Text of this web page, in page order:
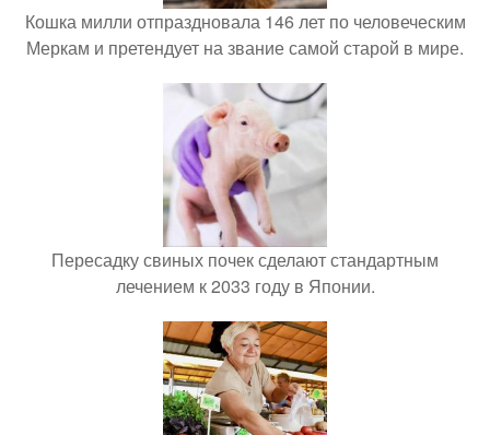
Кошка милли отпраздновала 146 лет по человеческим
Меркам и претендует на звание самой старой в мире.
Пересадку свиных почек сделают стандартным
лечением к 2033 году в Японии.